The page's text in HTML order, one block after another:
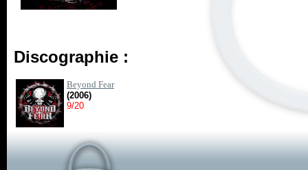
Discographie :
Beyond Fear
(2006)
9/20